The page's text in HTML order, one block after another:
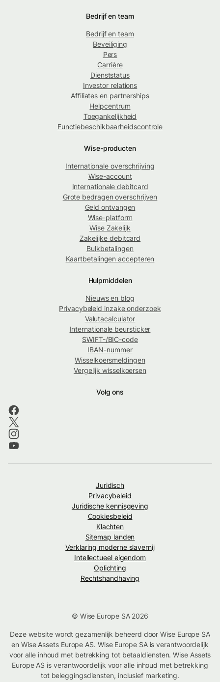
Bedrijf en team
Bedrijf en team
Beveiliging
Pers
Carrière
Dienststatus
Investor relations
Affiliates en partnerships
Helpcentrum
Toegankelijkheid
Functiebeschikbaarheidscontrole
Wise-producten
Internationale overschrijving
Wise-account
Internationale debitcard
Grote bedragen overschrijven
Geld ontvangen
Wise-platform
Wise Zakelijk
Zakelijke debitcard
Bulkbetalingen
Kaartbetalingen accepteren
Hulpmiddelen
Nieuws en blog
Privacybeleid inzake onderzoek
Valutacalculator
Internationale beursticker
SWIFT-/BIC-code
IBAN-nummer
Wisselkoersmeldingen
Vergelijk wisselkoersen
Volg ons
Juridisch
Privacybeleid
Juridische kennisgeving
Cookiesbeleid
Klachten
Sitemap landen
Verklaring moderne slavernij
Intellectueel eigendom
Oplichting
Rechtshandhaving
© Wise Europe SA 2026
Deze website wordt gezamenlijk beheerd door Wise Europe SA
en Wise Assets Europe AS. Wise Europe SA is verantwoordelijk
voor alle inhoud met betrekking tot betaaldiensten. Wise Assets
Europe AS is verantwoordelijk voor alle inhoud met betrekking
tot beleggingsdiensten, inclusief marketing.